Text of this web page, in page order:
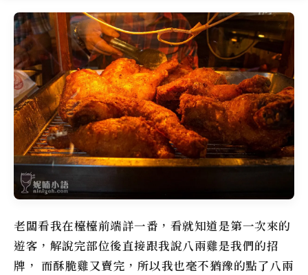
老闆看我在檯檯前端詳一番，看就知道是第一次來的
遊客，解說完部位後直接跟我說八兩雞是我們的招
牌， 而酥脆雞又賣完，所以我也毫不猶豫的點了八兩